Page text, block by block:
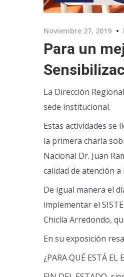
Noviembre 27, 2019
Para un
La Dirección
sede institucional.
Estas actividades se
la primera charla
Nacional Dr. Juan
calidad de atención
De igual manera el
implementar el
Chiclla Arredondo,
En su exposición
¿PARA QUÉ ESTÁ